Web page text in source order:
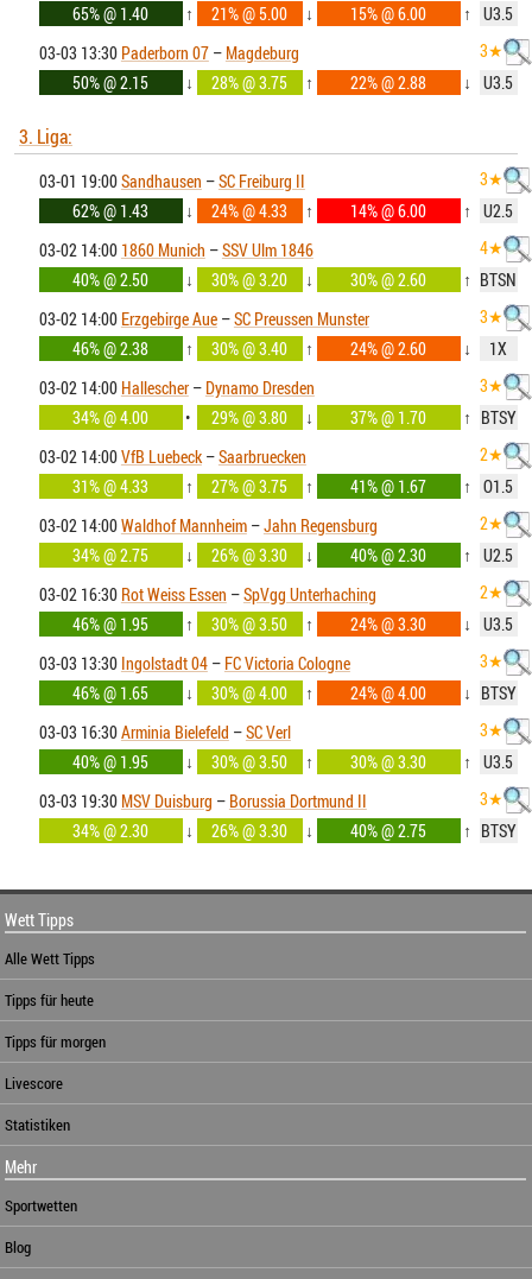
65% @ 1.40
↑ 21% @ 5.00 ↓ 15% @ 6.00 ↑
U3.5
03-03 13:30 Paderborn 07– Magdeburg
3★
50% @ 2.15
↓ 28% @ 3.75 ↑ 22% @ 2.88 ↓ U3.5
3. Liga:
03-01 19:00Sandhausen –SC Freiburg II
3★
62% @ 1.43
↓ 24% @ 4.33 ↑ 14% @ 6.00 ↑
U2.5
03-02 14:00 1860 Munich –SSV Ulm 1846
4★
40% @ 2.50
↓ 30% @ 3.20 ↓ 30% @ 2.60 ↑ BTSN
03-02 14:00 Erzgebirge Aue–SC Preussen Munster
3★
46% @ 2.38
↑ 30% @ 3.40 ↑ 24% @ 2.60 ↓
1X
03-02 14:00 Hallescher– Dynamo Dresden
3★
34% @ 4.00
• 29% @ 3.80 ↓ 37% @ 1.70 ↑ BTSY
03-02 14:00VfB Luebeck–Saarbruecken
2★
31% @ 4.33
↑ 27% @ 3.75 ↑ 41% @ 1.67 ↑
O1.5
03-02 14:00Waldhof Mannheim–Jahn Regensburg
2★
34% @ 2.75
↓ 26% @ 3.30 ↓ 40% @ 2.30 ↑
U2.5
03-02 16:30 Rot Weiss Essen –SpVgg Unterhaching
2★
46% @ 1.95
↑ 30% @ 3.50 ↑ 24% @ 3.30 ↓
U3.5
03-03 13:30 Ingolstadt 04– FC Victoria Cologne
3★
46% @ 1.65
↓ 30% @ 4.00 ↑ 24% @ 4.00 ↓ BTSY
03-03 16:30Arminia Bielefeld –SC Verl
3★
40% @ 1.95
↓ 30% @ 3.50 ↑ 30% @ 3.30 ↑
U3.5
03-03 19:30 MSV Duisburg – Borussia Dortmund II
3★
34% @ 2.30
↓ 26% @ 3.30 ↓ 40% @ 2.75 ↑ BTSY
Wett Tipps
Alle Wett Tipps
Tipps für heute
Tipps für morgen
Livescore
Statistiken
Mehr
Sportwetten
Blog